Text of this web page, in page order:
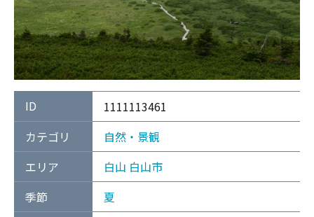
ID
1111113461
カテゴリ
自然・景観
エリア
白山 白山市
季節
夏